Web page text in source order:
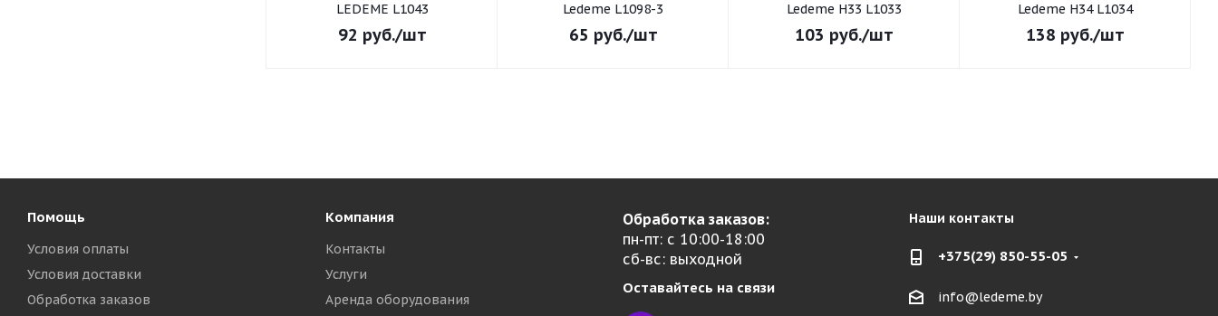
LEDEME L1043
92 руб./шт
Ledeme L1098-3
65 руб./шт
Ledeme H33 L1033
103 руб./шт
Ledeme H34 L1034
138 руб./шт
Помощь
Условия оплаты
Условия доставки
Обработка заказов
Компания
Контакты
Услуги
Аренда оборудования
Обработка заказов:
пн-пт: с 10:00-18:00
сб-вс: выходной
Оставайтесь на связи
Наши контакты
+375(29) 850-55-05
info@ledeme.by